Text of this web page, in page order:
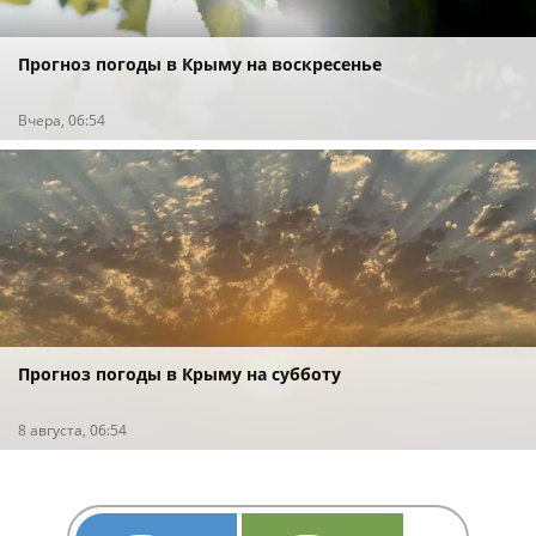
Прогноз погоды в Крыму на воскресенье
Вчера, 06:54
Прогноз погоды в Крыму на субботу
8 августа, 06:54